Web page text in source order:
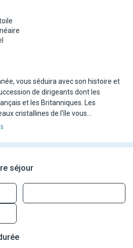
vous séduira avec son histoire et
de dirigeants dont les
et les Britanniques. Les
cristallines de l'île vous
durant ce circuit !
séjour